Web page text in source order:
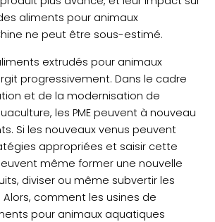
aliments pour animaux
ne peut être sous-estimé.
extrudés pour animaux
progressivement. Dans le cadre
et de la modernisation de
les PME peuvent à nouveau
Si les nouveaux venus peuvent
appropriées et saisir cette
même former une nouvelle
diviser ou même subvertir les
comment les usines de
pour animaux aquatiques